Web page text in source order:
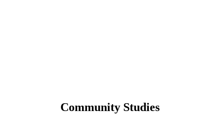
Community Studies